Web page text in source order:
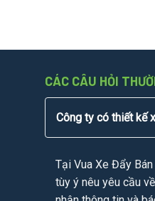
CÁC CÂU HỎI
Công ty có thiết kế
Tại Vua Xe Đẩy
tùy ý nêu yêu cầu